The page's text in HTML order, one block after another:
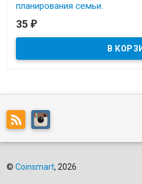
планирования семьи.
В наличии
35 ₽
© Coinsmart, 2026